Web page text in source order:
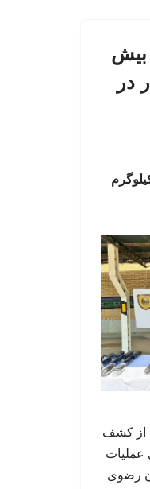
بیش
در
| تصاویری از کشف بیش از ۷۰۰ کیلوگرم
از کشف
عملیات
رضوی